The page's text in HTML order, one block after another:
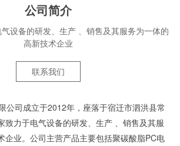
公司简介
设备的研发、生产 、销售及其服务为一体的
高新技术企业
联系我们
公司成立于2012年，座落于宿迁市泗洪县常
致力于电气设备的研发、生产 、销售及其服
企业。公司主营产品主要包括聚碳酸脂PC电